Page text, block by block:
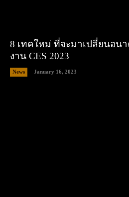
8 เทคใหม่ ที่จะมาเปลี่ยนอน
งาน CES 2023
News January 16, 2023